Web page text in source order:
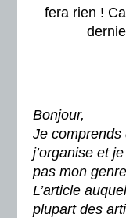
fera rien !
Bonjour,
Je comprends
j’organise et
pas mon
L’article
plupart des